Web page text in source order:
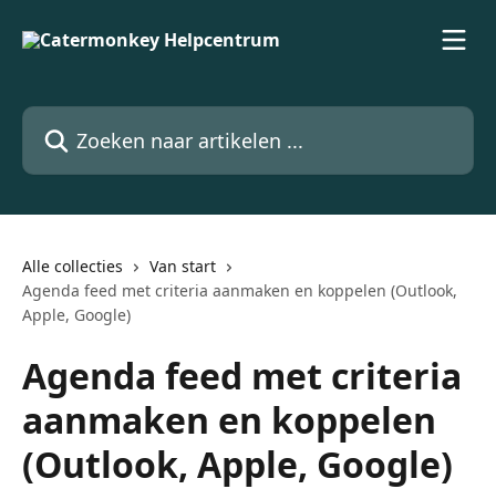
Zoeken naar artikelen ...
Alle collecties
Van start
Agenda feed met criteria aanmaken en koppelen (Outlook,
Apple, Google)
Agenda feed met criteria
aanmaken en koppelen
(Outlook, Apple, Google)